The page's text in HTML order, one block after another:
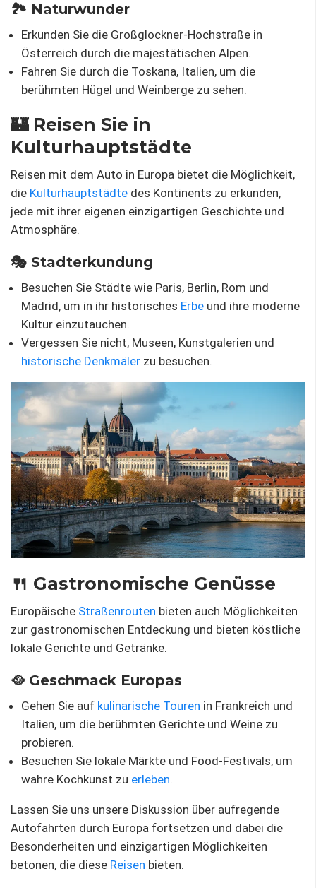
🏞 Naturwunder
Erkunden Sie die Großglockner-Hochstraße in
Österreich durch die majestätischen Alpen.
Fahren Sie durch die Toskana, Italien, um die
berühmten Hügel und Weinberge zu sehen.
🏰 Reisen Sie in
Kulturhauptstädte
Reisen mit dem Auto in Europa bietet die Möglichkeit,
die Kulturhauptstädte des Kontinents zu erkunden,
jede mit ihrer eigenen einzigartigen Geschichte und
Atmosphäre.
🎭 Stadterkundung
Besuchen Sie Städte wie Paris, Berlin, Rom und
Madrid, um in ihr historisches Erbe und ihre moderne
Kultur einzutauchen.
Vergessen Sie nicht, Museen, Kunstgalerien und
historische Denkmäler zu besuchen.
🍴 Gastronomische Genüsse
Europäische Straßenrouten bieten auch Möglichkeiten
zur gastronomischen Entdeckung und bieten köstliche
lokale Gerichte und Getränke.
🥘 Geschmack Europas
Gehen Sie auf kulinarische Touren in Frankreich und
Italien, um die berühmten Gerichte und Weine zu
probieren.
Besuchen Sie lokale Märkte und Food-Festivals, um
wahre Kochkunst zu erleben.
Lassen Sie uns unsere Diskussion über aufregende
Autofahrten durch Europa fortsetzen und dabei die
Besonderheiten und einzigartigen Möglichkeiten
betonen, die diese Reisen bieten.